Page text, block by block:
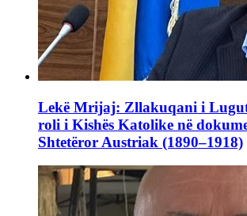
Lekë Mrijaj: Zllakuqani i
roli i Kishës Katolike në
Shtetëror Austriak (1890–1918)